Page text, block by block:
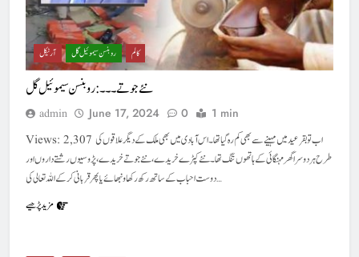
آرٹیکل روبنسن سیموئیل گل کالم
نئے جوتے ۔۔۔ : روبنسن سیموئیل گل
admin June 17, 2024 0 1 min
Views: 2,307 اب تو بقر عید میں مہینے سے بھی کم رہ گیا تھا۔ اس آبادی میں بھی ملک کے دیگر علاقوں کی
طرح ہر دوسرا گھر مہنگائی کے ہاتھوں تنگ تھا۔ نئے کپڑے خریدے، نئے جوتے خریدے،پڑوسیوں رشتے داروں اور
دوست احباب کے ساتھ رکھ رکھاو نبھائے یا پھر قربانی کرکے اللہ تعالی کی…
مزید پڑھیے